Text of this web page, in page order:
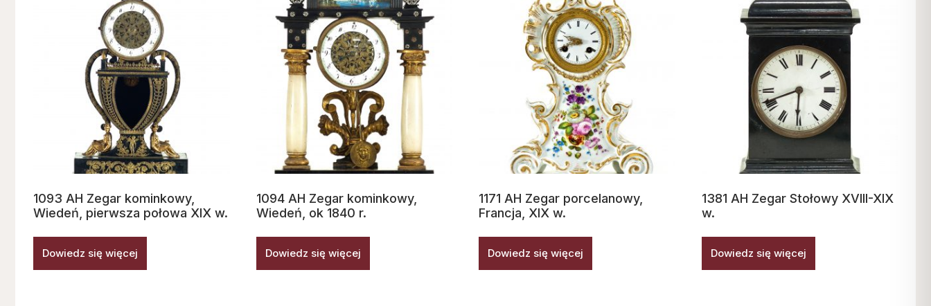
1093 AH Zegar kominkowy,
Wiedeń, pierwsza połowa XIX w.
Dowiedz się więcej
1094 AH Zegar kominkowy,
Wiedeń, ok 1840 r.
Dowiedz się więcej
1171 AH Zegar porcelanowy,
Francja, XIX w.
Dowiedz się więcej
1381 AH Zegar Stołowy XVIII-XIX
w.
Dowiedz się więcej